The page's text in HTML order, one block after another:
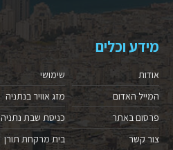
מידע וכלים
אודות
המייל האדום
פרסום באתר
צור קשר
שימושי
מזג אוויר בנתניה
כניסת שבת נתניה
בית מרקחת תורן